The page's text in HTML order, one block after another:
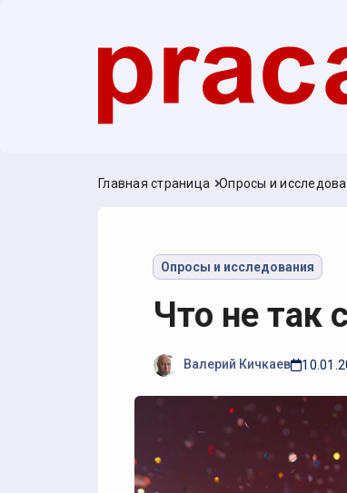
Главная страница Опросы и
Опросы и исследования
Что не так
Валерий Кичкаев